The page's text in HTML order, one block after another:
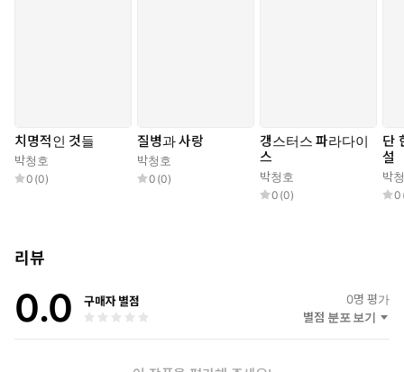
치명적인 것들
박청호
0 (0)
질병과 사랑
박청호
0 (0)
갱스터스 파라다이
스
박청호
0 (0)
단
설
박
0
리뷰
0.0 구매자 별점 0명 평가
별점 분포 보기